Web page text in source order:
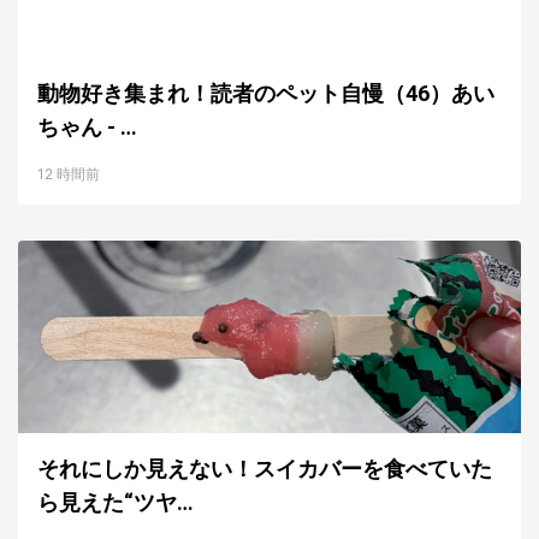
動物好き集まれ！読者のペット自慢（46）あい
ちゃん - …
12 時間前
それにしか見えない！スイカバーを食べていた
ら見えた“ツヤ…